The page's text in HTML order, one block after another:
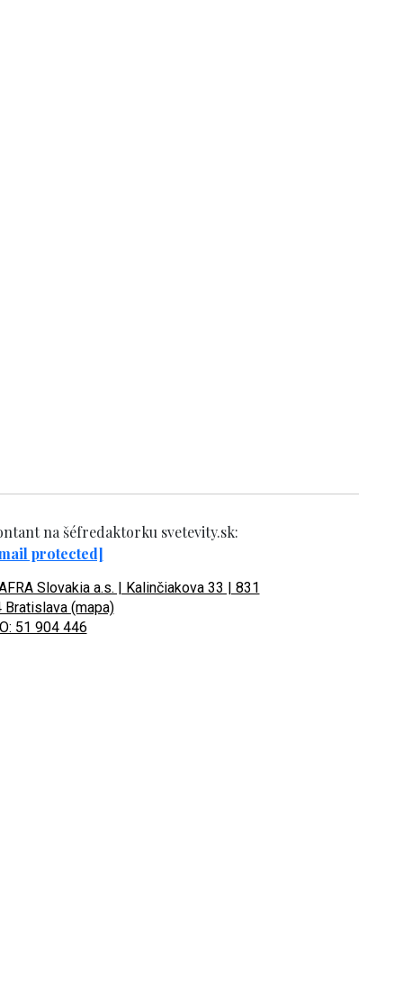
na šéfredaktorku svetevity.sk:
protected]
Slovakia a.s. | Kalinčiakova 33 | 831
Bratislava (mapa)
51 904 446